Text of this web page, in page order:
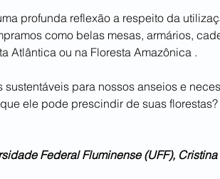
profunda reflexão a respeito da
como belas mesas, armários,
Atlântica ou na Floresta Amazônica .
para nossos anseios e
ele pode prescindir de suas
Federal Fluminense (UFF),